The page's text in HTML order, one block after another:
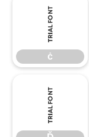
ċ
ċ
Ď